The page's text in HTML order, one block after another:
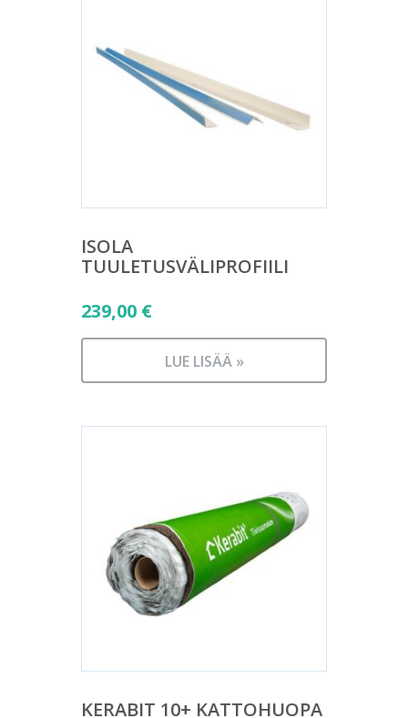
ISOLA
TUULETUSVÄLIPROFIILI
239,00 €
LUE LISÄÄ »
KERABIT 10+ KATTOHUOPA